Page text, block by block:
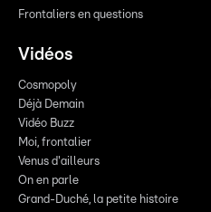
Frontaliers en questions
Vidéos
Cosmopoly
Déjà Demain
Vidéo Buzz
Moi, frontalier
Venus d'ailleurs
On en parle
Grand-Duché, la petite histoire